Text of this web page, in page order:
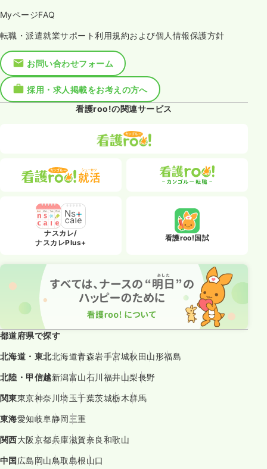
MyページFAQ
転職・派遣就業サポート利用規約および個人情報保護方針
お問い合わせフォーム
採用・求人掲載をお考えの方へ
看護roo!の関連サービス
ナスカレ/
ナスカレPlus+
看護roo!国試
都道府県で探す
北海道・東北北海道青森岩手宮城秋田山形福島
北陸・甲信越新潟富山石川福井山梨長野
関東東京神奈川埼玉千葉茨城栃木群馬
東海愛知岐阜静岡三重
関西大阪京都兵庫滋賀奈良和歌山
中国広島岡山鳥取島根山口